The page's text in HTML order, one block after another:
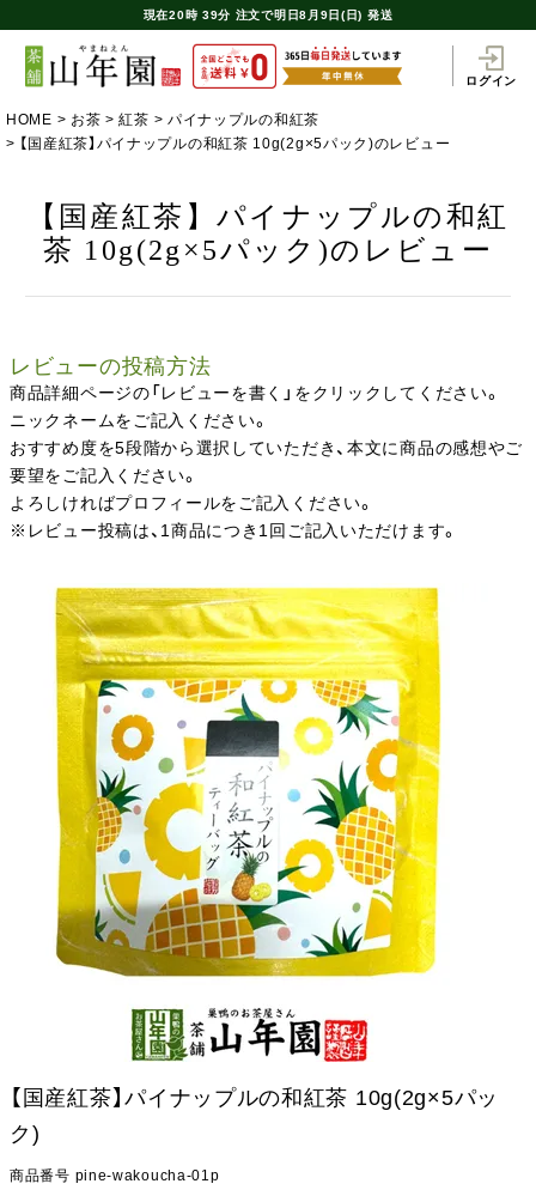
現在20時 39分 注文で明日8月9日(日) 発送
ログイン
HOME お茶 紅茶
パイナップルの和紅茶
【国産紅茶】パイナップルの和紅茶 10g(2g×5パック)のレビュー
【国産紅茶】パイナップルの和紅
茶 10g(2g×5パック)のレビュー
レビューの投稿方法
商品詳細ページの「レビューを書く」をクリックしてください。
ニックネームをご記入ください。
おすすめ度を5段階から選択していただき、本文に商品の感想やご
要望をご記入ください。
よろしければプロフィールをご記入ください。
※レビュー投稿は、1商品につき1回ご記入いただけます。
【国産紅茶】パイナップルの和紅茶 10g(2g×5パッ
ク)
商品番号 pine-wakoucha-01p